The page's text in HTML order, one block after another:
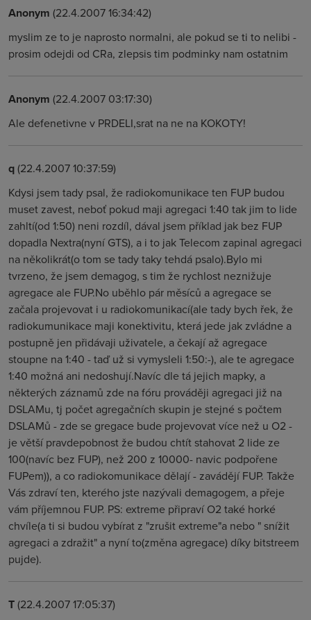
Anonym (22.4.2007 16:34:42)
myslim ze to je naprosto normalni, ale pokud se ti to nelibi -
prosim odejdi od CRa, zlepsis tim podminky nam ostatnim
Anonym (22.4.2007 03:17:30)
Ale defenetivne v PRDELI,srat na ne na KOKOTY!
q(22.4.2007 10:37:59)
Kdysi jsem tady psal, že radiokomunikace ten FUP budou
muset zavest, neboť pokud maji agregaci 1:40 tak jim to lide
zahltí(od 1:50) neni rozdíl, dával jsem příklad jak bez FUP
dopadla Nextra(nyní GTS), a i to jak Telecom zapinal agregaci
na několikrát(o tom se tady taky tehdá psalo).Bylo mi
tvrzeno, že jsem demagog, s tim že rychlost neznižuje
agregace ale FUP.No uběhlo pár měsíců a agregace se
začala projevovat i u radiokomunikací(ale tady bych řek, že
radiokumunikace maji konektivitu, která jede jak zvládne a
postupně jen přidávaji uživatele, a čekají až agregace
stoupne na 1:40 - taď už si vymysleli 1:50:-), ale te agregace
1:40 možná ani nedoshují.Navíc dle tá jejich mapky, a
některých záznamů zde na fóru prováději agregaci již na
DSLAMu, tj počet agregačních skupin je stejné s počtem
DSLAMů - zde se gregace bude projevovat více než u O2 -
je větší pravdepobnost že budou chtít stahovat 2 lide ze
100(navíc bez FUP), než 200 z 10000- navic podpořene
FUPem)), a co radiokomunikace dělají - zavádějí FUP. Takže
Vás zdraví ten, kterého jste nazývali demagogem, a přeje
vám příjemnou FUP. PS: extreme připraví O2 také horké
chvíle(a ti si budou vybírat z "zrušit extreme"a nebo " snížit
agregaci a zdražit" a nyní to(změna agregace) díky bitstreem
pujde).
T(22.4.2007 17:05:37)